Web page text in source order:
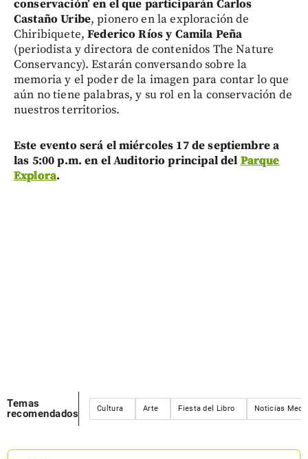
conservación’ en el que participarán Carlos
Castaño Uribe, pionero en la exploración de
Chiribiquete,Federico Ríos y Camila Peña
(periodista y directora de contenidos The Nature
Conservancy). Estarán conversando sobre la
memoria y el poder de la imagen para contar lo que
aún no tiene palabras, y su rol en la conservación de
nuestros territorios.
Este evento será el miércoles 17 de septiembre a
las 5:00 p.m. en el Auditorio principal del Parque
Explora.
Temas
recomendados
Cultura Arte Fiesta del Libro Noticias